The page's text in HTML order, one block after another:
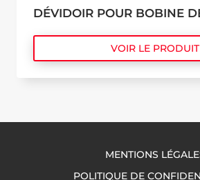
DÉVIDOIR POUR BOBINE
VOIR LE PRODUIT
MENTIONS
POLITIQUE DE